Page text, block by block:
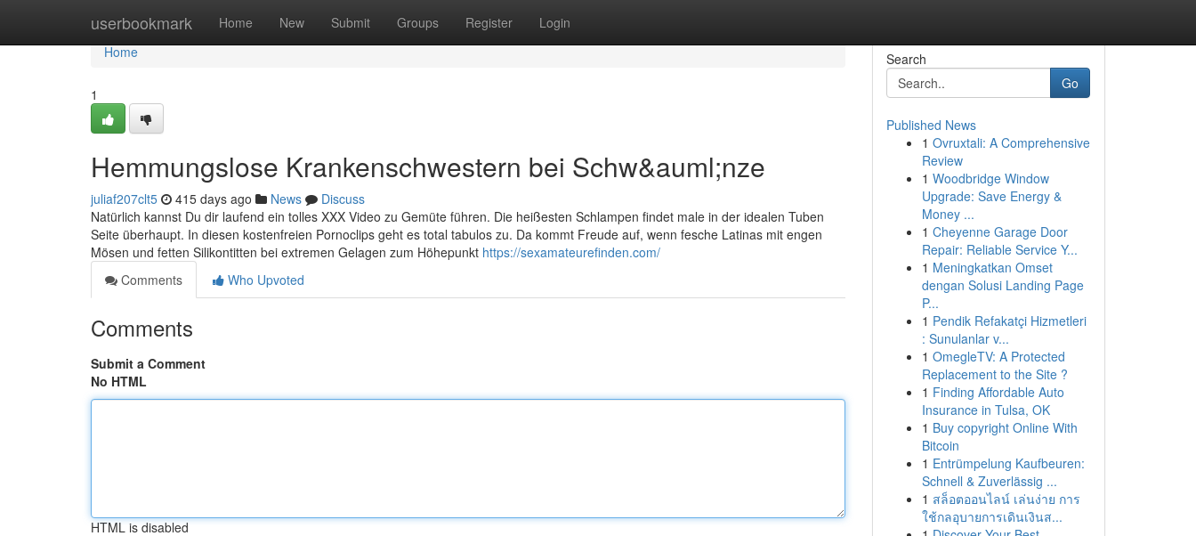
userbookmark Home New Submit Groups Register Login
Home
Home
1
Hemmungslose Krankenschwestern bei Schw&auml;nze
juliaf207clt5 415 days ago News
Discuss
Natürlich kannst Du dir laufend ein tolles XXX Video zu Gemüte führen. Die heißesten Schlampen findet male in der idealen Tuben
Seite überhaupt. In diesen kostenfreien Pornoclips geht es total tabulos zu. Da kommt Freude auf, wenn fesche Latinas mit engen
Mösen und fetten Silikontitten bei extremen Gelagen zum Höhepunkt https://sexamateurefinden.com/
Comments
Who Upvoted
Comments
Submit a Comment
No HTML
HTML is disabled
Search
Go
Published News
1 Ovruxtali: A Comprehensive
Review
1 Woodbridge Window
Upgrade: Save Energy &
Money ...
1 Cheyenne Garage Door
Repair: Reliable Service Y...
1 Meningkatkan Omset
dengan Solusi Landing Page
P...
1 Pendik Refakatçi Hizmetleri
: Sunulanlar v...
1 OmegleTV: A Protected
Replacement to the Site ?
1 Finding Affordable Auto
Insurance in Tulsa, OK
1 Buy copyright Online With
Bitcoin
1 Entrümpelung Kaufbeuren:
Schnell & Zuverlässig ...
1 สล็อตออนไลน์ เล่นง่าย การ
ใช้กลอุบายการเดินเงินส...